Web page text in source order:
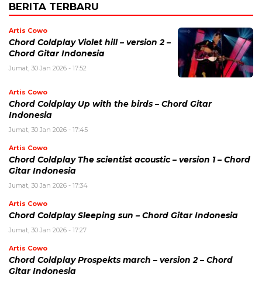
BERITA TERBARU
Artis Cowo
Chord Coldplay Violet hill – version 2 –
Chord Gitar Indonesia
Jumat, 30 Jan 2026 - 17:52
Artis Cowo
Chord Coldplay Up with the birds – Chord Gitar
Indonesia
Jumat, 30 Jan 2026 - 17:45
Artis Cowo
Chord Coldplay The scientist acoustic – version 1 – Chord
Gitar Indonesia
Jumat, 30 Jan 2026 - 17:34
Artis Cowo
Chord Coldplay Sleeping sun – Chord Gitar Indonesia
Jumat, 30 Jan 2026 - 17:27
Artis Cowo
Chord Coldplay Prospekts march – version 2 – Chord
Gitar Indonesia